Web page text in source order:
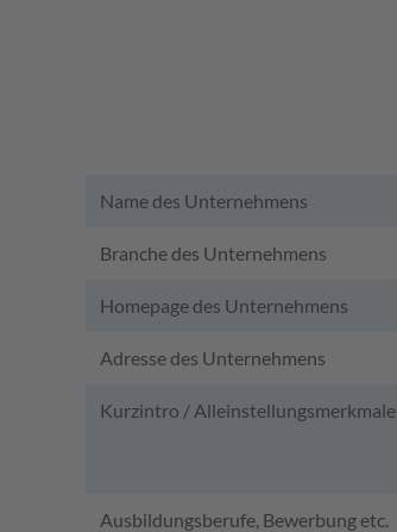
Name des Unternehmens
Branche des Unternehmens
Homepage des Unternehmens
Adresse des Unternehmens
Kurzintro / Alleinstellungsmerkmale
Ausbildungsberufe, Bewerbung etc.